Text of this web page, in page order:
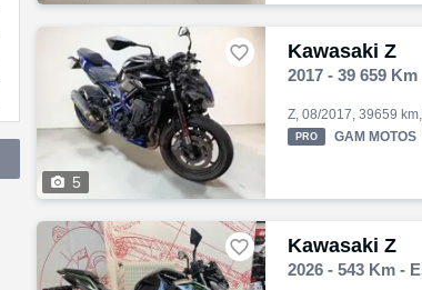
 5
Kawasaki Z

2017 - 39 659
PRO GAM MOTOS
Kawasaki Z

2026 - 543 Km -